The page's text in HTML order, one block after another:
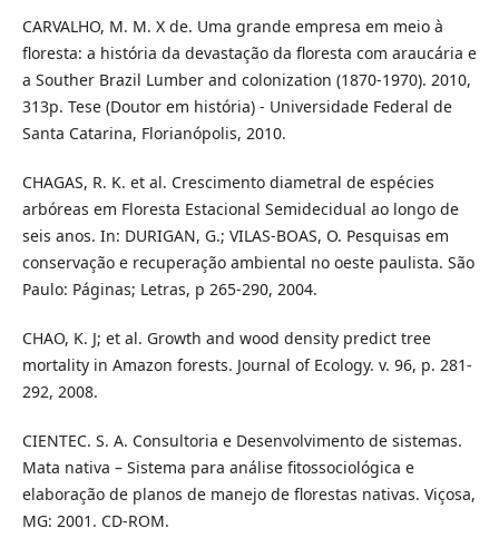
CARVALHO, M. M. X de. Uma grande empresa em meio à
floresta: a história da devastação da floresta com araucária e
a Souther Brazil Lumber and colonization (1870-1970). 2010,
313p. Tese (Doutor em história) - Universidade Federal de
Santa Catarina, Florianópolis, 2010.
CHAGAS, R. K. et al. Crescimento diametral de espécies
arbóreas em Floresta Estacional Semidecidual ao longo de
seis anos. In: DURIGAN, G.; VILAS-BOAS, O. Pesquisas em
conservação e recuperação ambiental no oeste paulista. São
Paulo: Páginas; Letras, p 265-290, 2004.
CHAO, K. J; et al. Growth and wood density predict tree
mortality in Amazon forests. Journal of Ecology. v. 96, p. 281-
292, 2008.
CIENTEC. S. A. Consultoria e Desenvolvimento de sistemas.
Mata nativa – Sistema para análise fitossociológica e
elaboração de planos de manejo de florestas nativas. Viçosa,
MG: 2001. CD-ROM.